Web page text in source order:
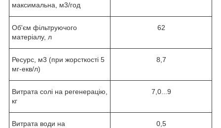
максимальна, м3/год
Об'єм фільтруючого
матеріалу, л
62
Ресурс, м3 (при жорсткості 5
мг-екв/л)
8,7
Витрата солі на регенерацію,
кг
7,0...9
Витрата води на
0,5